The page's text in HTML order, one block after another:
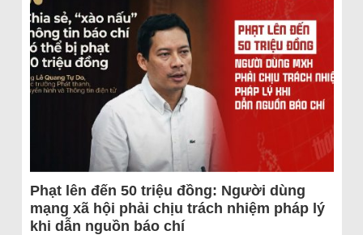
Phạt lên đến 50 triệu đồng: Người dùng
mạng xã hội phải chịu trách nhiệm pháp lý
khi dẫn nguồn báo chí